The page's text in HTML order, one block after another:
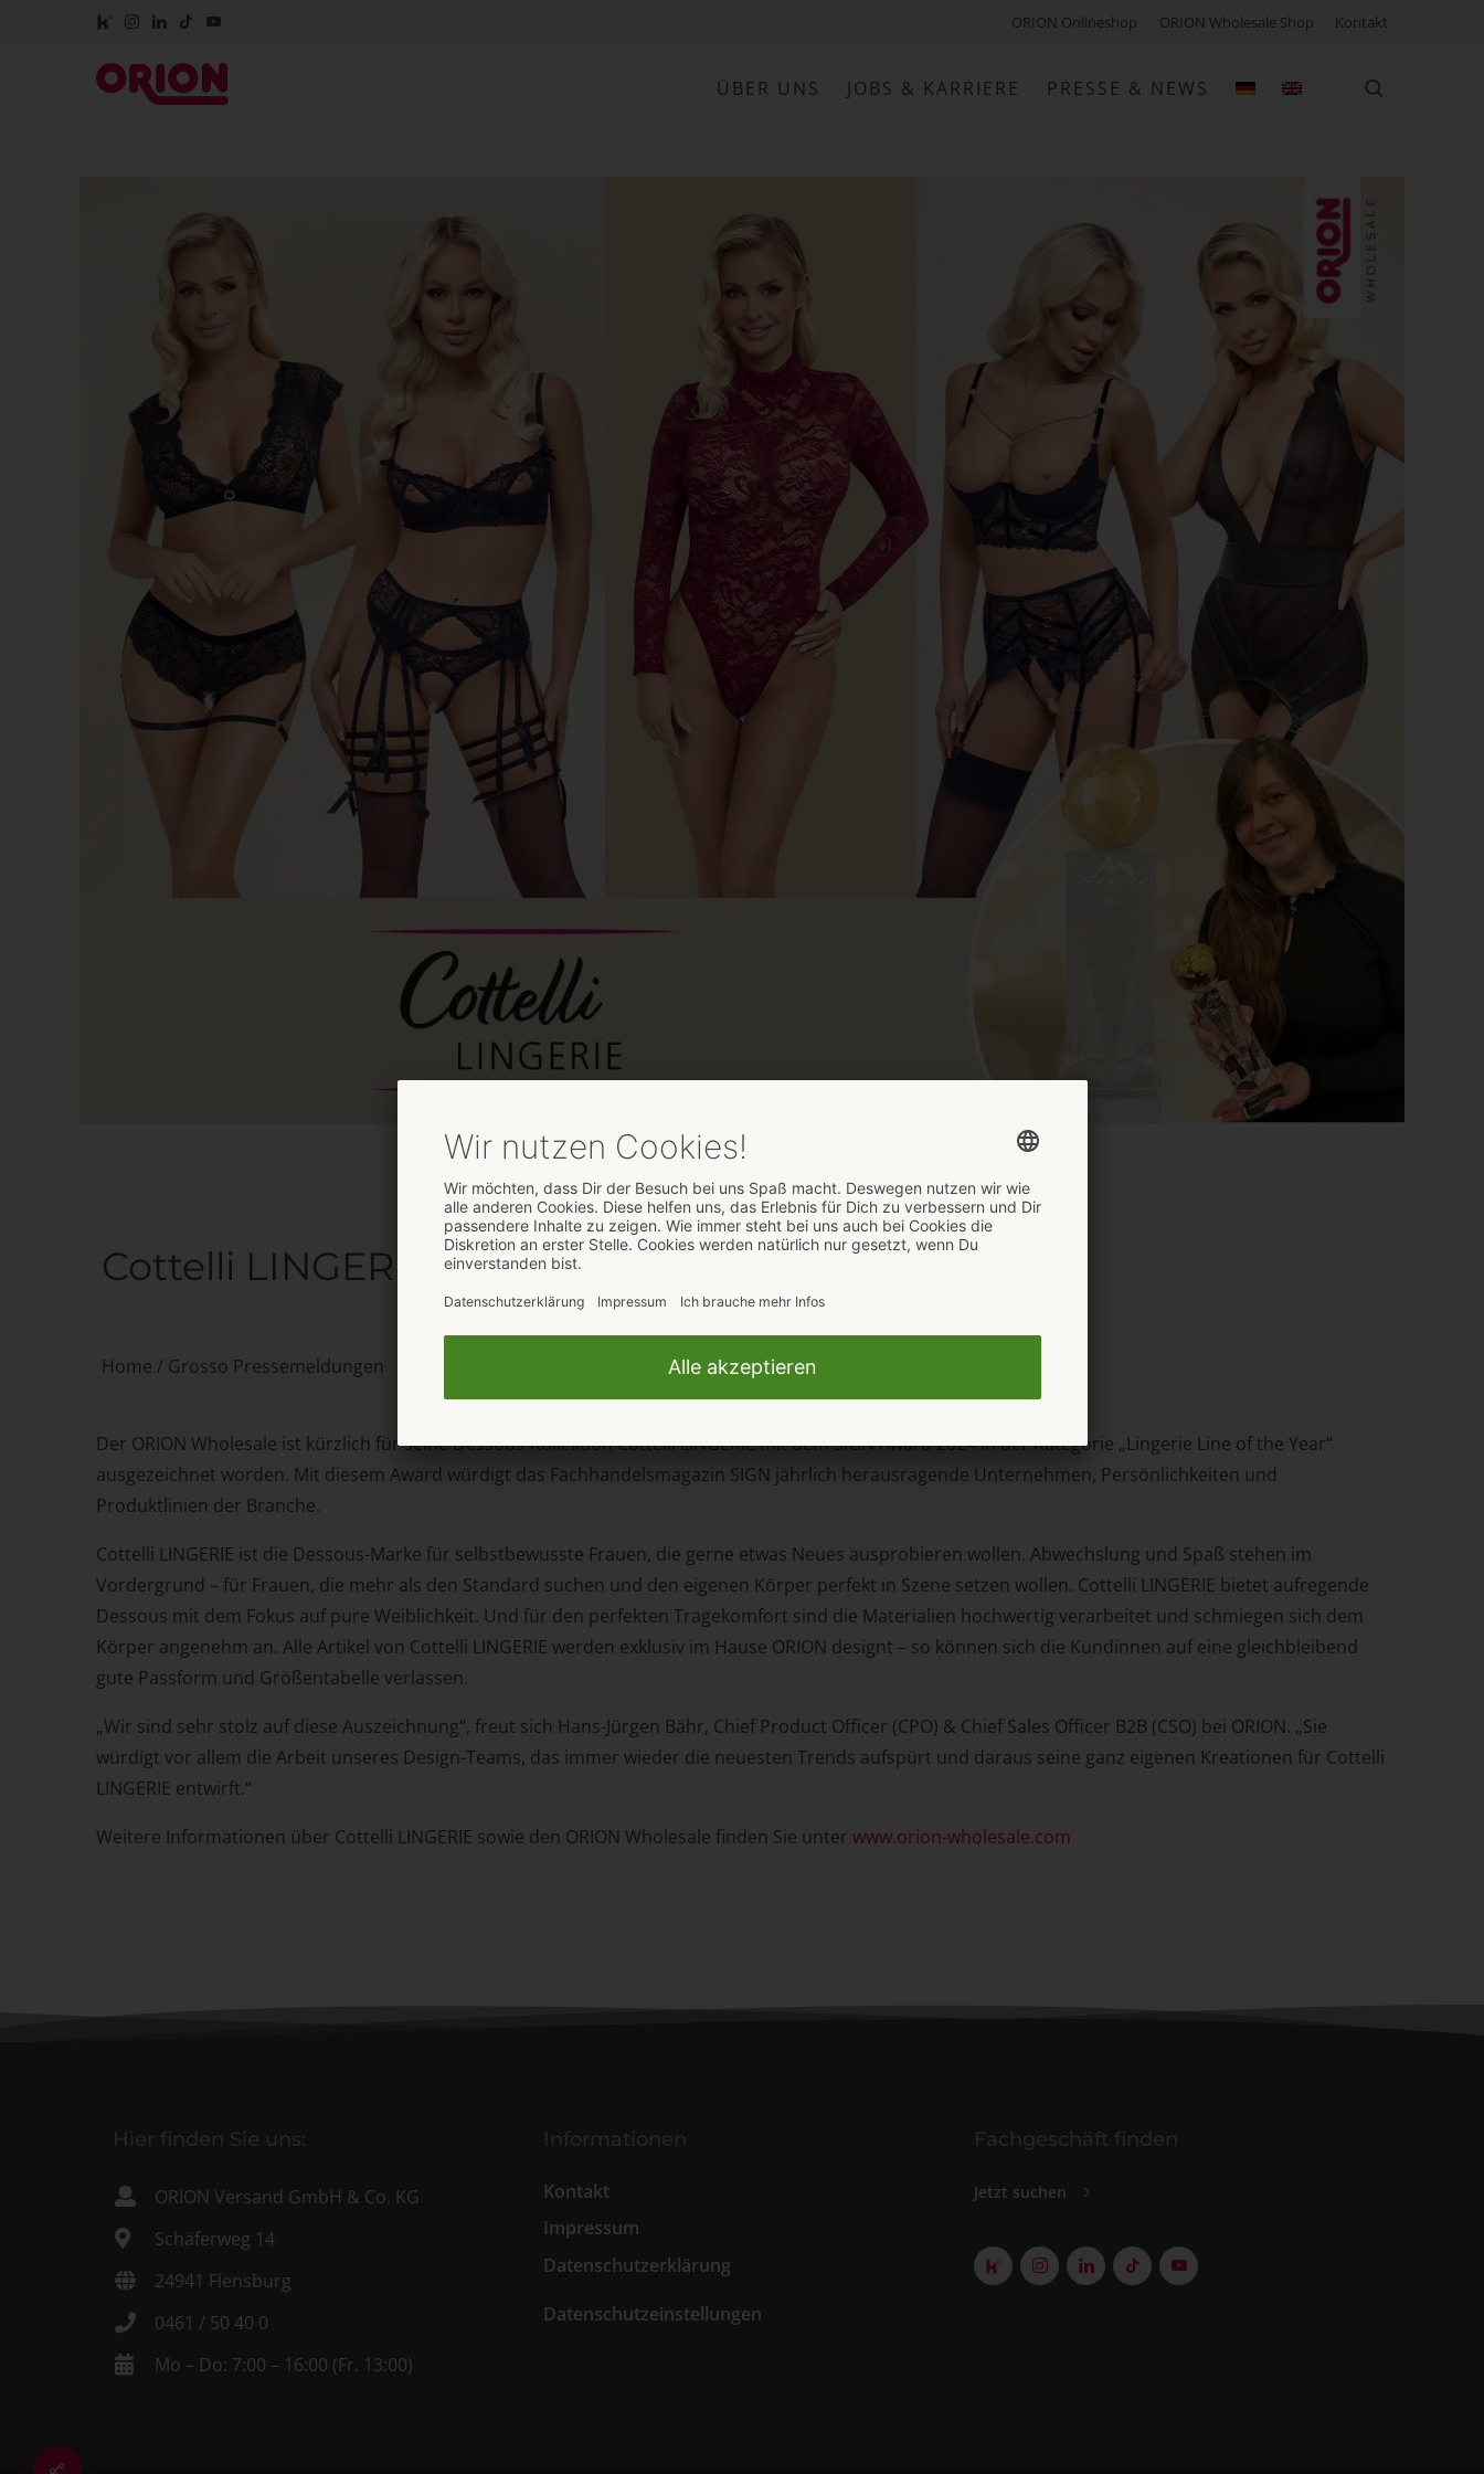
ORION Onlineshop ORION Wholesale Shop Kontakt
ÜBER UNS JOBS & KARRIERE PRESSE & NEWS
Cottelli LINGERIE mit SIGN Award ausgezeichnet
Home / Grosso Pressemeldungen
Der ORION Wholesale ist kürzlich für seine Dessous-Kollektion Cottelli LINGERIE mit dem SIGN Award 2024 in der Kategorie „Lingerie Line of the Year“
ausgezeichnet worden. Mit diesem Award würdigt das Fachhandelsmagazin SIGN jährlich herausragende Unternehmen, Persönlichkeiten und
Produktlinien der Branche.
Cottelli LINGERIE ist die Dessous-Marke für selbstbewusste Frauen, die gerne etwas Neues ausprobieren wollen. Abwechslung und Spaß stehen im
Vordergrund – für Frauen, die mehr als den Standard suchen und den eigenen Körper perfekt in Szene setzen wollen. Cottelli LINGERIE bietet aufregende
Dessous mit dem Fokus auf pure Weiblichkeit. Und für den perfekten Tragekomfort sind die Materialien hochwertig verarbeitet und schmiegen sich dem
Körper angenehm an. Alle Artikel von Cottelli LINGERIE werden exklusiv im Hause ORION designt – so können sich die Kundinnen auf eine gleichbleibend
gute Passform und Größentabelle verlassen.
„Wir sind sehr stolz auf diese Auszeichnung“, freut sich Hans-Jürgen Bähr, Chief Product Officer (CPO) & Chief Sales Officer B2B (CSO) bei ORION. „Sie
würdigt vor allem die Arbeit unseres Design-Teams, das immer wieder die neuesten Trends aufspürt und daraus seine ganz eigenen Kreationen für Cottelli
LINGERIE entwirft.“
Weitere Informationen über Cottelli LINGERIE sowie den ORION Wholesale finden Sie unter www.orion-wholesale.com
Hier finden Sie uns:
ORION Versand GmbH & Co. KG
Schäferweg 14
24941 Flensburg
0461 / 50 40 0
Mo – Do: 7:00 – 16:00 (Fr. 13:00)
Informationen
Kontakt
Impressum
Datenschutzerklärung
Datenschutzeinstellungen
Fachgeschäft finden
Jetzt suchen